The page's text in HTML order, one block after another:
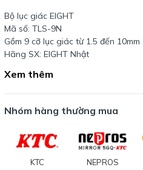
Bộ lục giác EIGHT
Mã số: TLS-9N
Gồm 9 cỡ lục giác từ 1.5 đến 10mm
Hãng SX: EIGHT Nhật
Xem thêm
Nhóm hàng thường mua
KTC NEPROS